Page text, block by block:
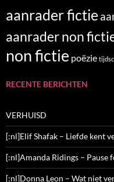
aanrader fictie
aanrader non
non fictie poëzie
RECENTE BERICHTEN
VERHUISD
[:nl]Elif Shafak – Liefde kent
[:nl]Amanda Ridings – Pause
[:nl]Donna Leon – Wat niet